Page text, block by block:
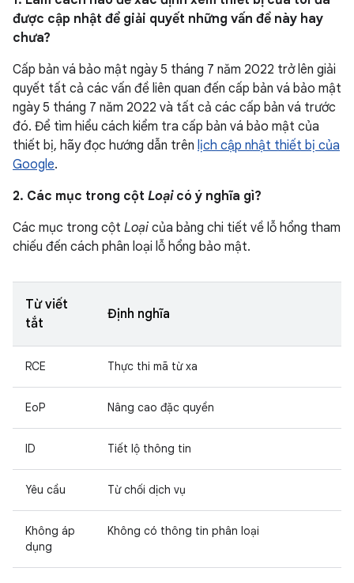
được cập nhật để giải quyết những vấn đề này hay
chưa?
Cấp bản vá bảo mật ngày 5 tháng 7 năm 2022 trở lên giải
quyết tất cả các vấn đề liên quan đến cấp bản vá bảo mật
ngày 5 tháng 7 năm 2022 và tất cả các cấp bản vá trước
đó. Để tìm hiểu cách kiểm tra cấp bản vá bảo mật của
thiết bị, hãy đọc hướng dẫn trên lịch cập nhật thiết bị của
Google.
2. Các mục trong cột Loạicó ý nghĩa gì?
Các mục trong cột Loại của bảng chi tiết về lỗ hổng tham
chiếu đến cách phân loại lỗ hổng bảo mật.
Từ viết
tắt
Định nghĩa
RCE Thực thi mã từ xa
EoP Nâng cao đặc quyền
ID Tiết lộ thông tin
Yêu cầu Từ chối dịch vụ
Không áp
dụng
Không có thông tin phân loại